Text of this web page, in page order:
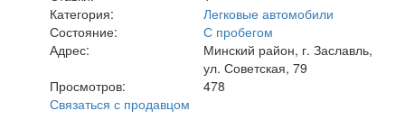
Категория:
Легковые автомобили
Состояние:
С пробегом
Адрес:
Минский район, г. Заславль,
ул. Советская, 79
Просмотров:
478
Связаться с продавцом